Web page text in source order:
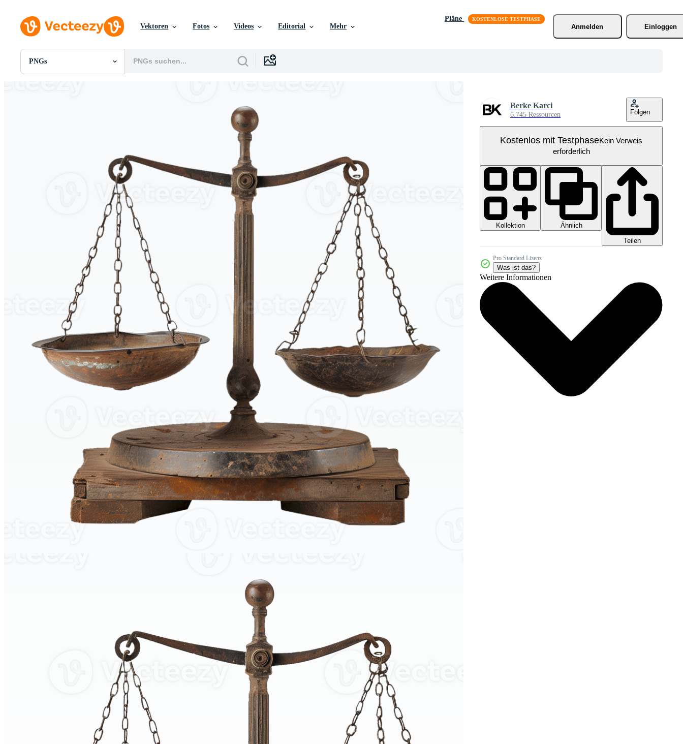
Vektoren Fotos Videos Editorial Mehr
Pläne
Anmelden
Einloggen
PNGs
Alle Bilder
Redaktionelle Ereignisse
Berke Karci
6.745 Ressourcen Folgen
Kostenlos mit TestphaseKein Verweis
erforderlich
Kollektion
Ähnlich
Teilen
Pro Standard Lizenz
Was ist das?
Weitere Informationen